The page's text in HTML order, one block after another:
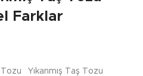
Farklar
Tozu
Yıkanmış Taş Tozu